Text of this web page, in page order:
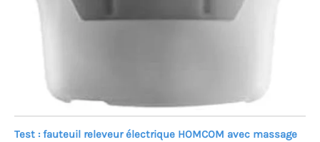
Test : fauteuil releveur électrique HOMCOM avec massage